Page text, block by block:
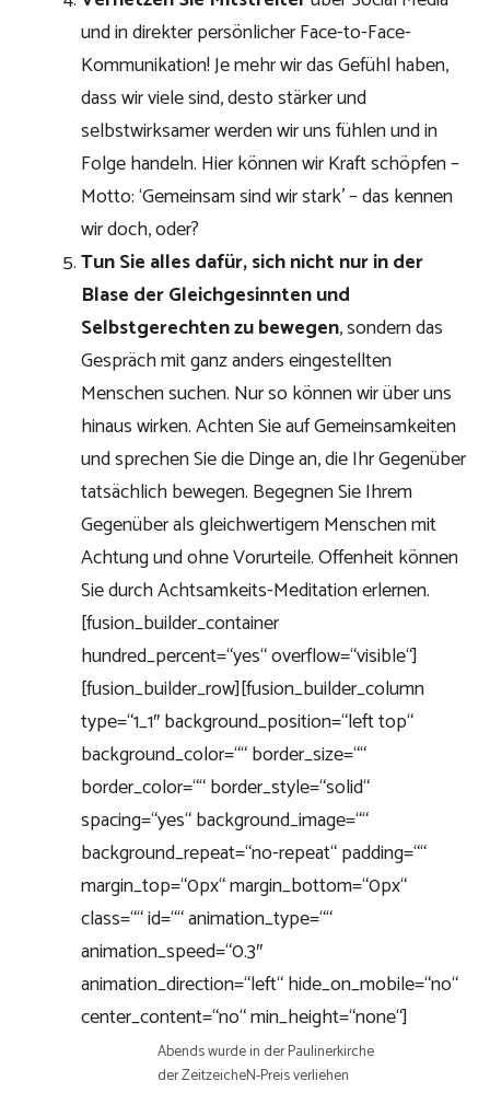
und in direkter persönlicher Face-to-Face-
Kommunikation! Je mehr wir das Gefühl haben,
dass wir viele sind, desto stärker und
selbstwirksamer werden wir uns fühlen und in
Folge handeln. Hier können wir Kraft schöpfen –
Motto: ‘Gemeinsam sind wir stark’ – das kennen
wir doch, oder?
Tun Sie alles dafür, sich nicht nur in der
Blase der Gleichgesinnten und
Selbstgerechten zu bewegen, sondern das
Gespräch mit ganz anders eingestellten
Menschen suchen. Nur so können wir über uns
hinaus wirken. Achten Sie auf Gemeinsamkeiten
und sprechen Sie die Dinge an, die Ihr Gegenüber
tatsächlich bewegen. Begegnen Sie Ihrem
Gegenüber als gleichwertigem Menschen mit
Achtung und ohne Vorurteile. Offenheit können
Sie durch Achtsamkeits-Meditation erlernen.
[fusion_builder_container
hundred_percent=“yes“ overflow=“visible“]
[fusion_builder_row][fusion_builder_column
type=“1_1″ background_position=“left top“
background_color=““ border_size=““
border_color=““ border_style=“solid“
spacing=“yes“ background_image=““
background_repeat=“no-repeat“ padding=““
margin_top=“0px“ margin_bottom=“0px“
class=““ id=““ animation_type=““
animation_speed=“0.3″
animation_direction=“left“ hide_on_mobile=“no“
center_content=“no“ min_height=“none“]
Abends wurde in der Paulinerkirche
der ZeitzeicheN-Preis verliehen